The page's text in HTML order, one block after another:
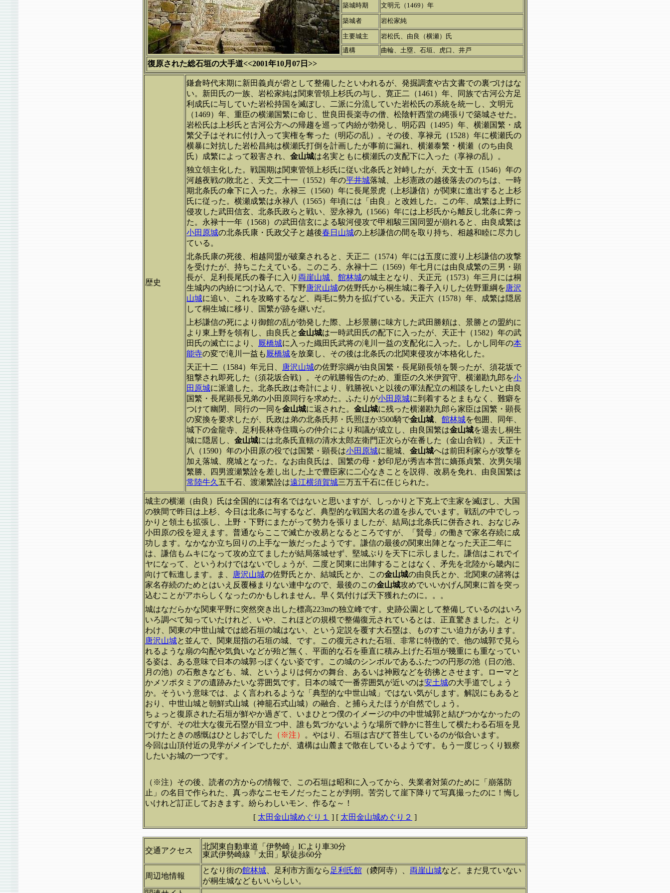
築城時期 文明元（1469）年
築城者 岩松家純
主要城主
岩松氏、由良（横瀬）氏
遺構
曲輪、土塁、石垣、虎口、井戸
復原された総石垣の大手道<<2001年10月07日>>
歴史
鎌倉時代末期に新田義貞が砦として整備したといわれるが、発掘調査や古文書での裏づけはな
い。新田氏の一族、岩松家純は関東管領上杉氏の与し、寛正二（1461）年、同族で古河公方足
利成氏に与していた岩松持国を滅ぼし、二派に分流していた岩松氏の系統を統一し、文明元
（1469）年、重臣の横瀬国繁に命じ、世良田長楽寺の僧、松陰軒西堂の縄張りで築城させた。
岩松氏は上杉氏と古河公方への帰趨を巡って内紛が勃発し、明応四（1495）年、 横瀬国繁・成
繁父子はそれに付け入って実権を奪った（明応の乱）。その後、享禄元（1528）年に横瀬氏の
横暴に対抗した岩松昌純は横瀬氏打倒を計画したが事前に漏れ、横瀬泰繁・横瀬（のち由良
氏）成繁によって殺害され、 金山城は名実ともに横瀬氏の支配下に入った（享禄の乱）。
独立領主化した。戦国期は関東管領上杉氏に従い北条氏と対峙したが、天文十五（1546）年の
河越夜戦の敗北と、天文二十一（1552）年の平井城落城、上杉憲政の越後落去ののちは、一時
期北条氏の傘下に入った。永禄三（1560）年に長尾景虎（上杉謙信）が関東に進出すると上杉
氏に従った。横瀬成繁は永禄八（1565）年頃には「由良」と改姓した。この年、成繁は上野に
侵攻した武田信玄、北条氏政らと戦い、翌永禄九（1566）年には上杉氏から離反し北条に奔っ
た。永禄十一年（1568）の武田信玄による駿河侵攻で甲相駿三国同盟が崩れると、由良成繁は
小田原城の北条氏康・氏政父子と越後春日山城の上杉謙信の間を取り持ち、相越和睦に尽力し
ている。
北条氏康の死後、相越同盟が破棄されると、天正二（1574）年には五度に渡り上杉謙信の攻撃
を受けたが、持ちこたえている。このころ、永禄十二（1569）年七月には由良成繁の三男・顕
長が、足利長尾氏の養子に入り 両崖山城 館林城の城主となり、天正元（1573）年三月には桐
生城内の内紛につけ込んで、下野唐沢山城の佐野氏から桐生城に養子入りした佐野重綱を唐沢
山城に追い、これを攻略するなど、両毛に勢力を拡げている。天正六（1578）年、成繁は隠居
して桐生城に移り、国繁が跡を継いだ。
上杉謙信の死により御館の乱が勃発した際、上杉景勝に味方した武田勝頼は、景勝との盟約に
より東上野を領有し、由良氏と金山城は一時武田氏の配下に入ったが、天正十（1582）年の武
田氏の滅亡により、 厩橋城に入った織田氏武将の滝川一益の支配化に入った。しかし同年の本
能寺の変で滝川一益も厩橋城を放棄し、その後は北条氏の北関東侵攻が本格化した。
天正十二（1584）年元日、
唐沢山城の佐野宗綱が由良国繁・長尾顕長領を襲ったが、須花坂で
狙撃され即死した（須花坂合戦）。その戦勝報告のため、重臣の久米伊賀守、横瀬勘九郎を小
田原城に派遣した。北条氏政は奇計により、戦勝祝いと以後の軍法配立の相談をしたいと由良
国繁・長尾顕長兄弟の小田原同行を求めた。ふたりが小田原城に到着するとまもなく、難癖を
つけて幽閉、同行の一同を金山城に返された。 金山城に残った横瀬勘九郎ら家臣は国繁・顕長
の変換を要求したが、氏政は弟の北条氏邦・氏照ほか3500騎で金山城 館林城を包囲、同年、
城下の金龍寺、足利長林寺住職らの仲介により和議が成立し、由良国繁は金山城を退去し桐生
城に隠居し、 金山城には北条氏直轄の清水太郎左衛門正次らが在番した（金山合戦）。天正十
八（1590）年の小田原の役では国繁・顕長は小田原城に籠城、 金山城へは前田利家らが攻撃を
加え落城、廃城となった。なお由良氏は、国繁の母・妙印尼が秀吉本営に嫡孫貞繁、次男矢場
繁勝、四男渡瀬繁詮を差し出した上で豊臣家に二心なきことを説得、改易を免れ、由良国繁は
常陸牛久 五千石、渡瀬繁詮は遠江横須賀城三万五千石に任じられた。
城主の横瀬（由良）氏は全国的には有名ではないと思いますが、しっかりと下克上で主家を滅ぼし、大国
の狭間で昨日は上杉、今日は北条に与するなど、典型的な戦国大名の道を歩んでいます。戦乱の中でしっ
かりと領土も拡張し、上野・下野にまたがって勢力を張りましたが、結局は北条氏に併呑され、おなじみ
小田原の役を迎えます。普通ならここで滅亡か改易となるところですが、「賢母」の働きで家名存続に成
功します。なかなか立ち回りの上手な一族だったようです。謙信の最後の関東出陣となった天正二年に
は、謙信もムキになって攻め立てましたが結局落城せず、堅城ぶりを天下に示しました。謙信はこれでイ
ヤになって、というわけではないでしょうが、二度と関東に出陣することはなく、矛先を北陸から畿内に
向けて転進します。ま、
唐沢山城の佐野氏とか、結城氏とか、この金山城の由良氏とか、北関東の諸将は
家名存続のためとはいえ反覆極まりない連中なので、最後のこの金山城攻めでいいかげん関東に首を突っ
込むことがアホらしくなったのかもしれません。早く気付けば天下獲れたのに。。。
城はなだらかな関東平野に突然突き出した標高223mの独立峰です。史跡公園として整備しているのはいろ
いろ調べて知っていたけれど、いや、これほどの規模で整備復元されているとは、正直驚きました。とり
わけ、関東の中世山城では総石垣の城はない、という定説を覆す大石塁は、ものすごい迫力があります。
唐沢山城と並んで、関東屈指の石垣の城、です。この復元された石垣、非常に特徴的で、他の城郭で見ら
れるような扇の勾配や気負いなどが殆ど無く、平面的な石を垂直に積み上げた石垣が幾重にも重なってい
る姿は、ある意味で日本の城郭っぽくない姿です。この城のシンボルであるふたつの円形の池（日の池、
月の池）の石敷きなども、城、というよりは何かの舞台、あるいは神殿などを彷彿とさせます。ローマと
かメソポタミアの遺跡みたいな雰囲気です。日本の城で一番雰囲気が近いのは安土城の大手道でしょう
か。そういう意味では、よく言われるような「典型的な中世山城」ではない気がします。解説にもあると
おり、中世山城と朝鮮式山城（神籠石式山城）の融合、と捕らえたほうが自然でしょう。
ちょっと復原された石垣が鮮やか過ぎて、いまひとつ僕のイメージの中の中世城郭と結びつかなかったの
ですが、その壮大な復元石塁が目立つ中、誰も気づかないような場所で静かに苔生して横たわる石垣を見
つけたときの感慨はひとしおでした
（※注）
。やはり、石垣は古びて苔生しているのが似合います。
今回は山頂付近の見学がメインでしたが、遺構は山麓まで散在しているようです。もう一度じっくり観察
したいお城の一つです。
（※注）その後、読者の方からの情報で、この石垣は昭和に入ってから、失業者対策のために「崩落防
止」の名目で作られた、真っ赤なニセモノだったことが判明。苦労して崖下降りて写真撮ったのに！悔し
いけれど訂正しておきます。紛らわしいモン、作るな～！
[ 太田金山城めぐり１ ] [ 太田金山城めぐり２ ]
交通アクセス
北関東自動車道「伊勢崎」ICより車30分
東武伊勢崎線「太田」駅徒歩60分
周辺地情報
となり街の館林城 、足利市方面なら 足利氏館 （鑁阿寺）、 両崖山城など。まだ見ていない
が桐生城などもいいらしい。